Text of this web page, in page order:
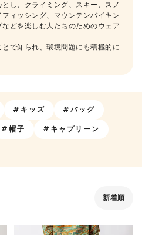
し、クライミング、スキー、スノ
ィッシング、マウンテンバイキン
どを楽しむ人たちのためのウェア
で知られ、環境問題にも積極的に
#キッズ #バッグ
#帽子 #キャプリーン
新着順